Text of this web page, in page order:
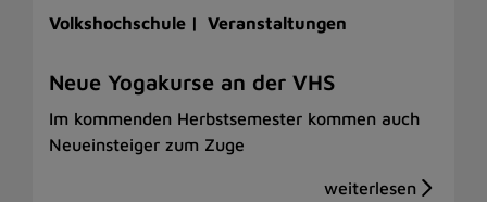
Volkshochschule | Veranstaltungen
Neue Yogakurse an der VHS
Im kommenden Herbstsemester kommen auch
Neueinsteiger zum Zuge